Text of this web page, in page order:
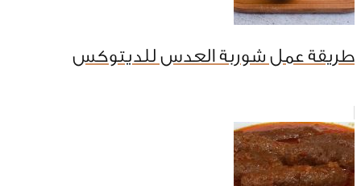
طريقة عمل شوربة العدس للديتوكس